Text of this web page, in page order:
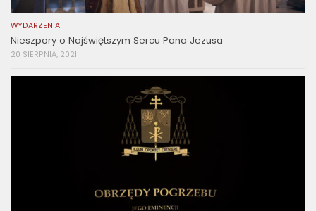
WYDARZENIA
Nieszpory o Najświętszym Sercu Pana Jezusa
20 SIERPNIA, 2021